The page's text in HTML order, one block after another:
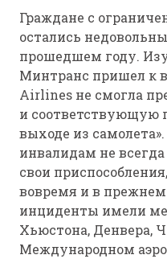
Граждане с
остались
прошедшем году.
Минтранс пришел к
Airlines не смогла
и соответствующую
выходе из
инвалидам не
свои
вовремя и в
инциденты имели
Хьюстона, Денвера,
Международном